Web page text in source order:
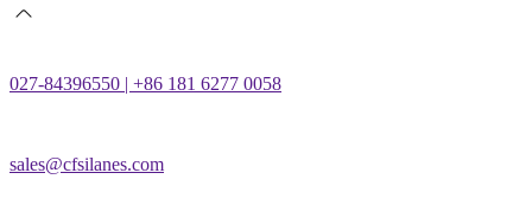
027-84396550 | +86 181 6277 0058
sales@cfsilanes.com